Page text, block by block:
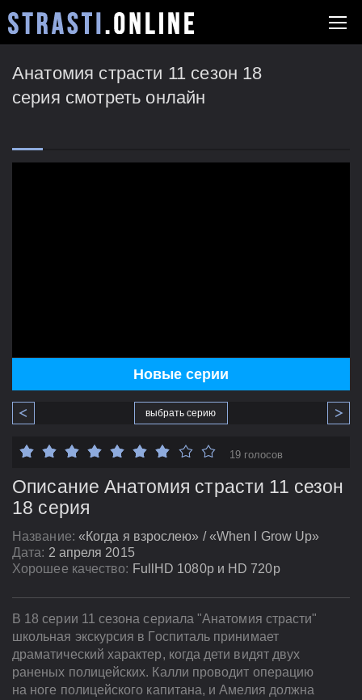
Анатомия страсти 11 сезон 18
серия смотреть онлайн
Новые серии
выбрать серию
Описание Анатомия страсти 11 сезон
18 серия
Название: «Когда я взрослею» / «When I Grow Up»
Дата: 2 апреля 2015
Хорошее качество: FullHD 1080p и HD 720p
19 голосов
В 18 серии 11 сезона сериала "Анатомия страсти"
школьная экскурсия в Госпиталь принимает
драматический характер, когда дети видят двух
раненых полицейских. Калли проводит операцию
на ноге полицейского капитана, и Амелия должна